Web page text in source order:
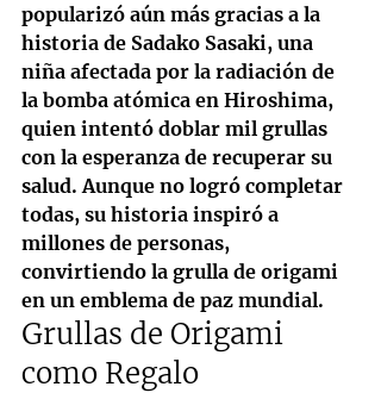
popularizó aún más gracias a la
historia de Sadako Sasaki, una
niña afectada por la radiación de
la bomba atómica en Hiroshima,
quien intentó doblar mil grullas
con la esperanza de recuperar su
salud. Aunque no logró completar
todas, su historia inspiró a
millones de personas,
convirtiendo la grulla de origami
en un emblema de paz mundial.
Grullas de Origami
como Regalo